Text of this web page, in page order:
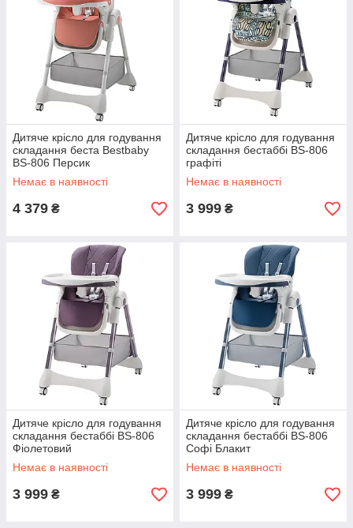
Дитяче крісло для годування
складання беста Bestbaby
BS-806 Персик
Немає в наявності
4 379 ₴
Дитяче крісло для годування
складання бестаббі BS-806
графіті
Немає в наявності
3 999 ₴
Дитяче крісло для годування
складання бестаббі BS-806
Фіолетовий
Немає в наявності
3 999 ₴
Дитяче крісло для годування
складання бестаббі BS-806
Софі Блакит
Немає в наявності
3 999 ₴